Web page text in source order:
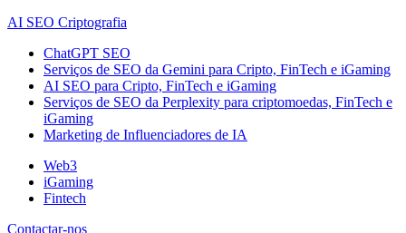
AI SEO Criptografia
ChatGPT SEO
Serviços de SEO da Gemini para Cripto, FinTech e iGaming
AI SEO para Cripto, FinTech e iGaming
Serviços de SEO da Perplexity para criptomoedas, FinTech e
iGaming
Marketing de Influenciadores de IA
Web3
iGaming
Fintech
Contactar-nos